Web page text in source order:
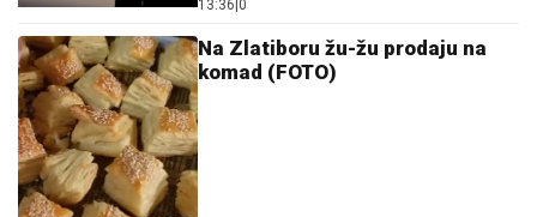
13:36 0
Na Zlatiboru žu-žu prodaju na
komad (FOTO)